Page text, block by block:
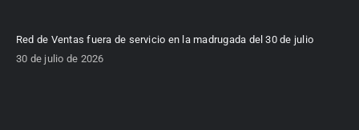
Red de Ventas fuera de servicio en la madrugada del 30 de julio
30 de julio de 2026